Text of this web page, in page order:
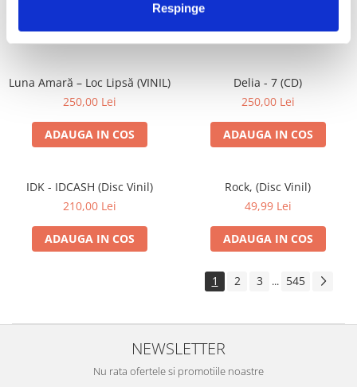
Respinge
ADAUGA IN COS ADAUGA IN COS
Luna Amară – Loc Lipsă (VINIL)
250,00 Lei
ADAUGA IN COS
Delia - 7 (CD)
250,00 Lei
ADAUGA IN COS
IDK - IDCASH (Disc Vinil)
210,00 Lei
ADAUGA IN COS
Rock, (Disc Vinil)
49,99 Lei
ADAUGA IN COS
1 2 3 ... 545
NEWSLETTER
Nu rata ofertele si promotiile noastre